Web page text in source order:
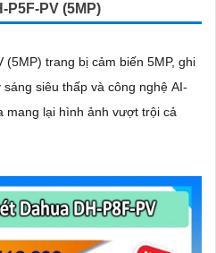
P5F-PV (5MP)
(5MP) trang bị cảm biến 5MP, ghi
mang lại hình ảnh vượt trội cả